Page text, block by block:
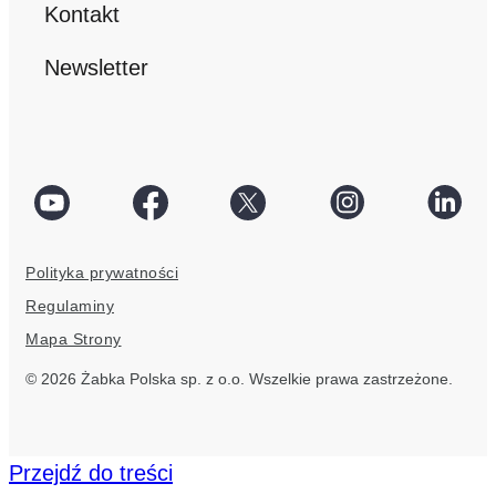
Kontakt
Newsletter
© 2026 Żabka Polska sp. z o.o. Wszelkie prawa zastrzeżone.
social
Facebook
link
Twitter
Instagram
Polityka prywatności
Regulaminy
Mapa Strony
Przejdź do treści